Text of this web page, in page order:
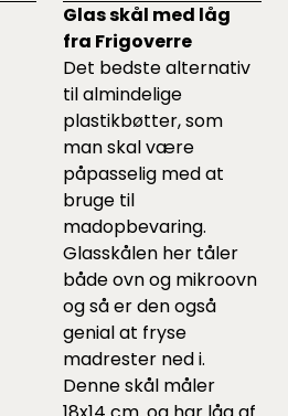
Glas skål med låg
fra Frigoverre
Det bedste alternativ
til almindelige
plastikbøtter, som
man skal være
påpasselig med at
bruge til
madopbevaring.
Glasskålen her tåler
både ovn og mikroovn
og så er den også
genial at fryse
madrester ned i.
Denne skål måler